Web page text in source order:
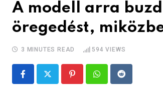
A modell arra
öregedést,
3 MINUTES READ 594 VIEWS
PinterestWhatsappReddit